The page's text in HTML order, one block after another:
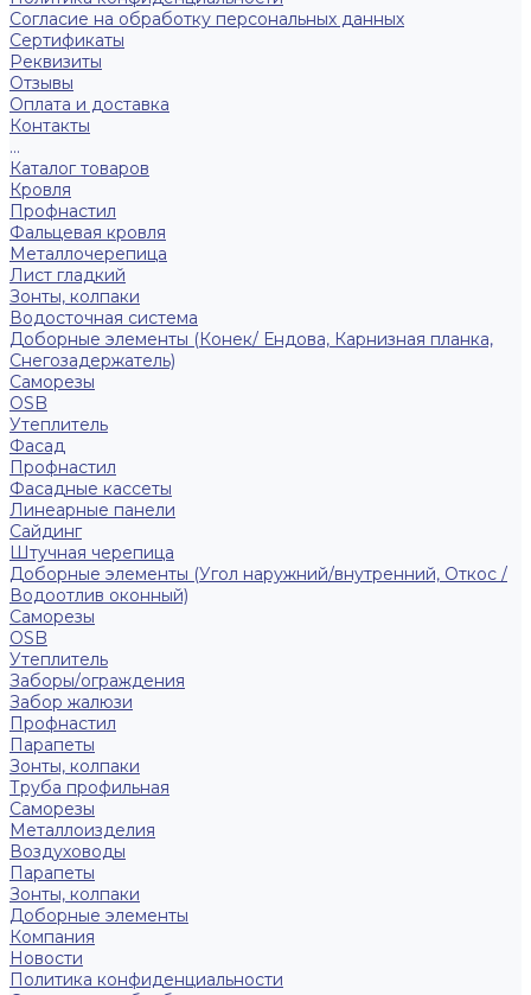
Согласие на обработку персональных данных
Сертификаты
Реквизиты
Отзывы
Оплата и доставка
Контакты
...
Каталог товаров
Кровля
Профнастил
Фальцевая кровля
Металлочерепица
Лист гладкий
Зонты, колпаки
Водосточная система
Доборные элементы (Конек/ Ендова, Карнизная планка,
Снегозадержатель)
Саморезы
ОSB
Утеплитель
Фасад
Профнастил
Фасадные кассеты
Линеарные панели
Сайдинг
Штучная черепица
Доборные элементы (Угол наружний/внутренний, Откос /
Водоотлив оконный)
Саморезы
OSB
Утеплитель
Заборы/ограждения
Забор жалюзи
Профнастил
Парапеты
Зонты, колпаки
Труба профильная
Саморезы
Металлоизделия
Воздуховоды
Парапеты
Зонты, колпаки
Доборные элементы
Компания
Новости
Политика конфиденциальности